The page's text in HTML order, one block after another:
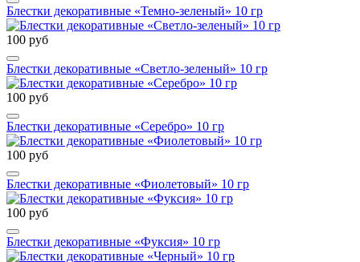
Блестки декоративные «Темно-зеленый» 10 гр
100 руб
Блестки декоративные «Светло-зеленый» 10 гр
100 руб
Блестки декоративные «Серебро» 10 гр
100 руб
Блестки декоративные «Фиолетовый» 10 гр
100 руб
Блестки декоративные «Фуксия» 10 гр